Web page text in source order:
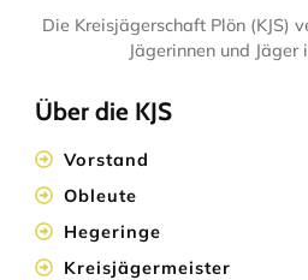
Die Kreisjägerschaft Plön (KJS)
Jägerinnen und Jäger
Über die KJS
Vorstand
Obleute
Hegeringe
Kreisjägermeister